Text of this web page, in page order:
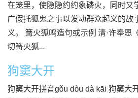
在笼里，使隐隐约约象磷火，同时又
广假托狐鬼之事以发动群众起义的故
义。 篝火狐鸣造句或示例 清·许奉恩
切篝火狐...
狗窦大开
狗窦大开拼音gǒu dòu dà kāi 狗窦大